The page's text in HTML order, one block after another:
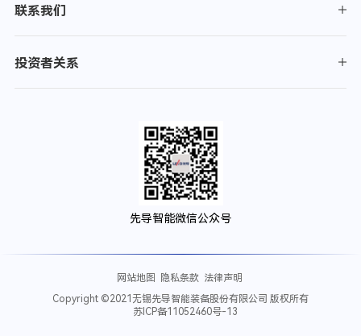
联系我们
投资者关系
先导智能微信公众号
网站地图 隐私条款 法律声明
Copyright ©2021无锡先导智能装备股份有限公司 版权所有
苏ICP备11052460号-13